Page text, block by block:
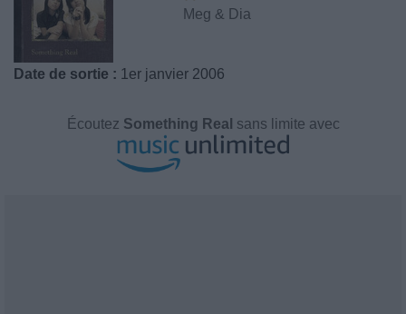
Meg & Dia
Date de sortie : 1er janvier 2006
Écoutez Something Real sans limite avec